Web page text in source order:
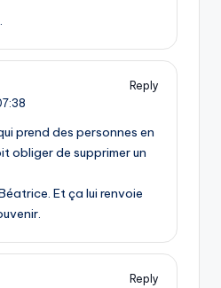
Reply
prend des personnes en
obliger de supprimer un
Et ça lui renvoie
Reply